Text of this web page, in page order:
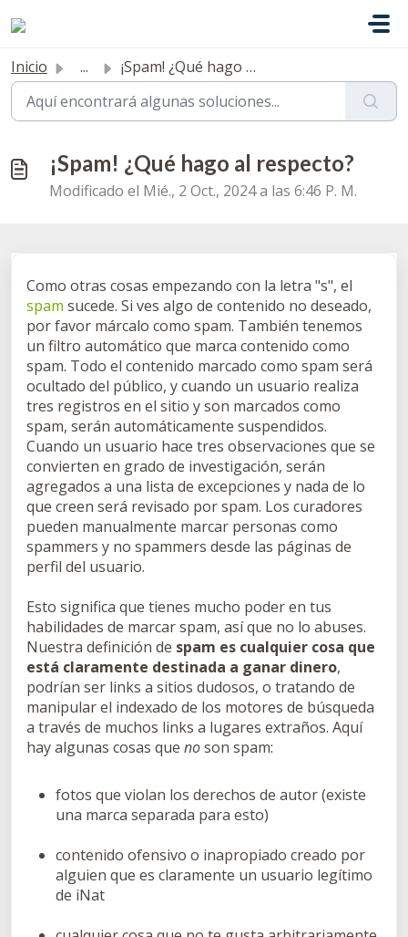
Inicio ... ¡Spam! ¿Qué hago al respecto?
¡Spam! ¿Qué hago al respecto?
Modificado el Mié., 2 Oct., 2024 a las 6:46 P. M.
Como otras cosas empezando con la letra "s", el
spam sucede. Si ves algo de contenido no deseado,
por favor márcalo como spam. También tenemos
un filtro automático que marca contenido como
spam. Todo el contenido marcado como spam será
ocultado del público, y cuando un usuario realiza
tres registros en el sitio y son marcados como
spam, serán automáticamente suspendidos.
Cuando un usuario hace tres observaciones que se
convierten en grado de investigación, serán
agregados a una lista de excepciones y nada de lo
que creen será revisado por spam. Los curadores
pueden manualmente marcar personas como
spammers y no spammers desde las páginas de
perfil del usuario.
Esto significa que tienes mucho poder en tus
habilidades de marcar spam, así que no lo abuses.
Nuestra definición de spam es cualquier cosa que
está claramente destinada a ganar dinero,
podrían ser links a sitios dudosos, o tratando de
manipular el indexado de los motores de búsqueda
a través de muchos links a lugares extraños. Aquí
hay algunas cosas que noson spam:
fotos que violan los derechos de autor (existe
una marca separada para esto)
contenido ofensivo o inapropiado creado por
alguien que es claramente un usuario legítimo
de iNat